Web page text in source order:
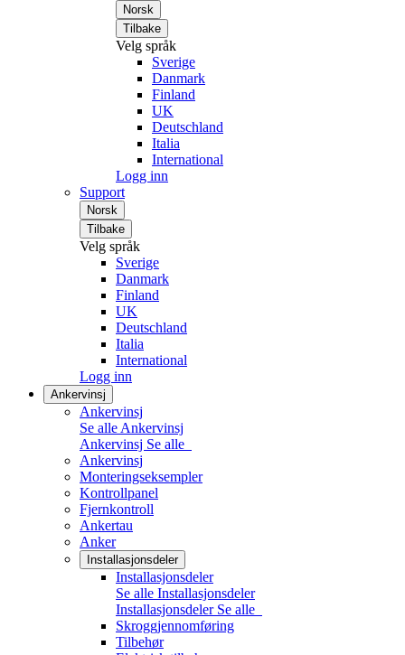
Norsk
Tilbake
Velg språk
Sverige
Danmark
Finland
UK
Deutschland
Italia
International
Logg inn
Support
Norsk
Tilbake
Velg språk
Sverige
Danmark
Finland
UK
Deutschland
Italia
International
Logg inn
Ankervinsj
Ankervinsj
Se alle Ankervinsj
Ankervinsj Se alle
Ankervinsj
Monteringseksempler
Kontrollpanel
Fjernkontroll
Ankertau
Anker
Installasjonsdeler
Installasjonsdeler
Se alle Installasjonsdeler
Installasjonsdeler Se alle
Skroggjennomføring
Tilbehør